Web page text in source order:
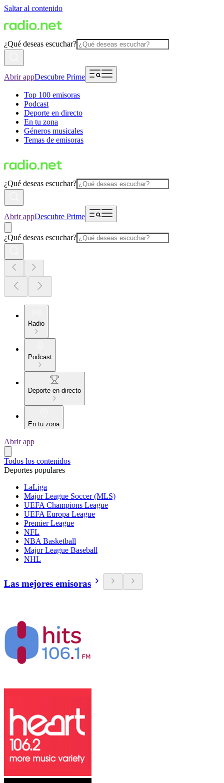
Saltar al contenido
¿Qué deseas escuchar?
Abrir appDescubre Prime
Top 100 emisoras
Podcast
Deporte en directo
En tu zona
Géneros musicales
Temas de emisoras
¿Qué deseas escuchar?
Abrir appDescubre Prime
¿Qué deseas escuchar?
Radio
Podcast
Deporte en directo
En tu zona
Abrir app
Todos los contenidos
Deportes populares
LaLiga
Major League Soccer (MLS)
UEFA Champions League
UEFA Europa League
Premier League
NFL
NBA Basketball
Major League Baseball
NHL
Las mejores emisoras